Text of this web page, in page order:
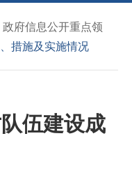
政府信息公开重点领
措施及实施情况
伍建设成